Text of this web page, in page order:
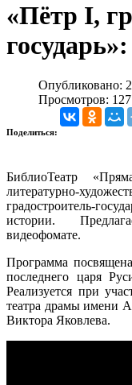
«Пётр I,
Опубликовано:
Просмотров:
Поделиться:
БиблиоТеатр
литературно-
градостроитель-
истории.
видеофомате.
Программа
последнего царя
Реализуется при
театра драмы имени
Виктора Яковлева.